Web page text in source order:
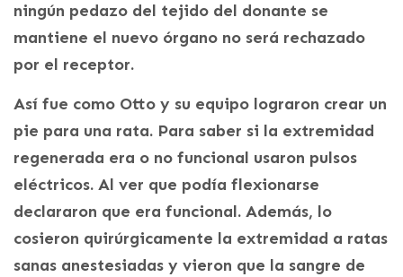
ningún pedazo del tejido del donante se
mantiene el nuevo órgano no será rechazado
por el receptor.
Así fue como Otto y su equipo lograron crear un
pie para una rata. Para saber si la extremidad
regenerada era o no funcional usaron pulsos
eléctricos. Al ver que podía flexionarse
declararon que era funcional. Además, lo
cosieron quirúrgicamente la extremidad a ratas
sanas anestesiadas y vieron que la sangre de